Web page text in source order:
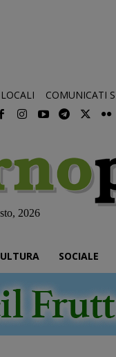
COMUNICATI
2026
SOCIALE